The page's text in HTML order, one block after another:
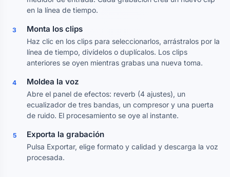
en la línea de tiempo.
3 Monta los clips
Haz clic en los clips para seleccionarlos, arrástralos por la
línea de tiempo, divídelos o duplícalos. Los clips
anteriores se oyen mientras grabas una nueva toma.
4 Moldea la voz
Abre el panel de efectos: reverb (4 ajustes), un
ecualizador de tres bandas, un compresor y una puerta
de ruido. El procesamiento se oye al instante.
5 Exporta la grabación
Pulsa Exportar, elige formato y calidad y descarga la voz
procesada.